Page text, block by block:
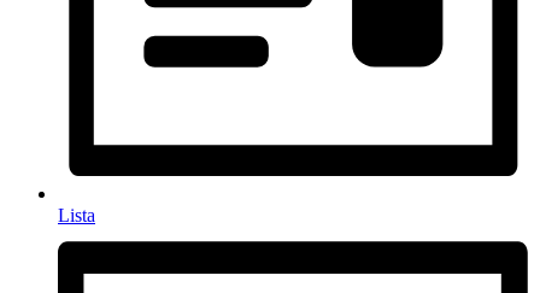
Lista